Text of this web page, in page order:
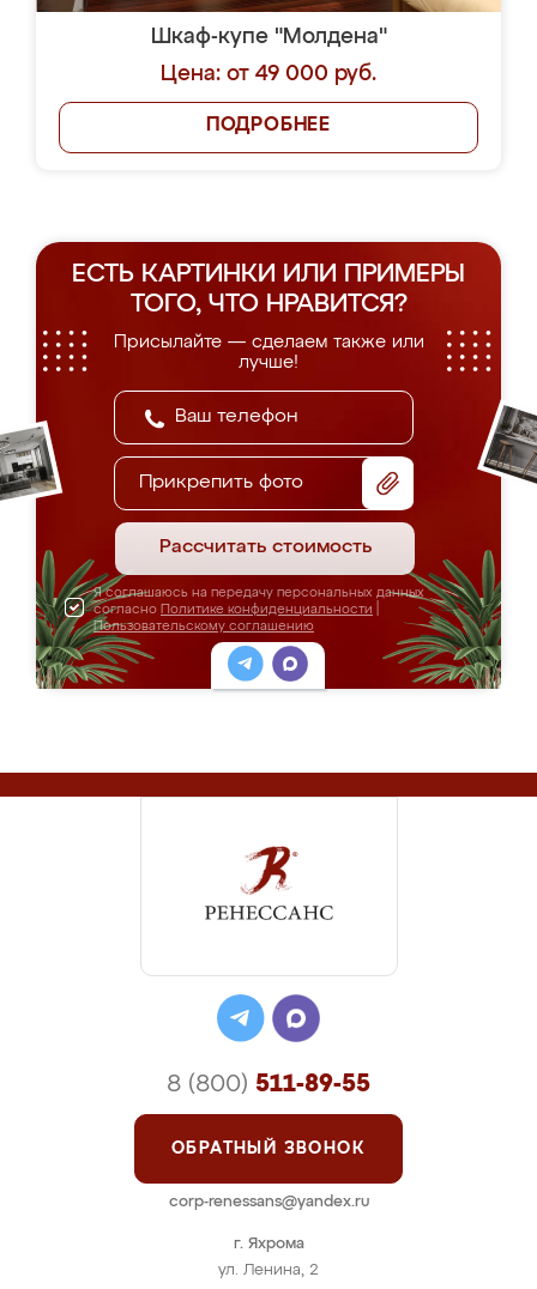
Шкаф-купе "Молдена"
Цена: от 49 000 руб.
ПОДРОБНЕЕ
ЕСТЬ КАРТИНКИ ИЛИ ПРИМЕРЫ
ТОГО, ЧТО НРАВИТСЯ?
Присылайте — сделаем также или
лучше!
Прикрепить фото
Рассчитать стоимость
Я соглашаюсь на передачу персональных данных
согласно Политике конфиденциальности
Пользовательскому соглашению
г. Яхрома
ул. Ленина, 2
8 (800) 511-89-55
ОБРАТНЫЙ ЗВОНОК
corp-renessans@yandex.ru